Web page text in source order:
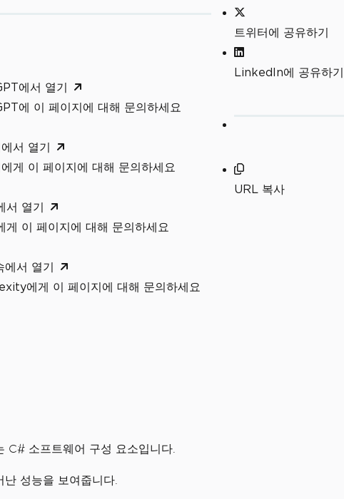
에서 열기
에 이 페이지에 대해 문의하세요
서 열기
게 이 페이지에 대해 문의하세요
서 열기
게 이 페이지에 대해 문의하세요
에서 열기
에게 이 페이지에 대해 문의하세요
트위터에 공유하기
LinkedIn에 공유하기
URL 복사
C# 소프트웨어 구성 요소입니다.
성능을 보여줍니다.